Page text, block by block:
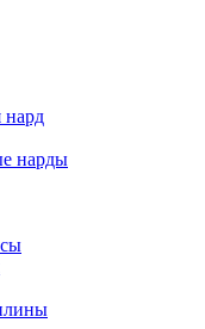
нард
нарды